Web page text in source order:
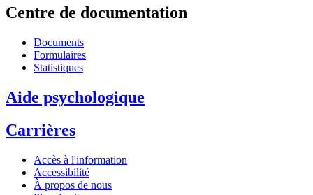
Centre de documentation
Documents
Formulaires
Statistiques
Aide psychologique
Carrières
Accès à l'information
Accessibilité
À propos de nous